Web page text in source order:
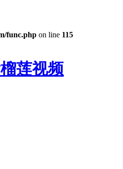
func.php on line 115
莲视频